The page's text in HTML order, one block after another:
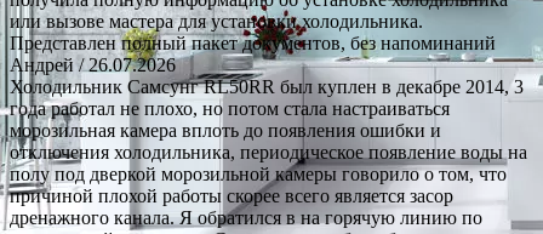
или вызове мастера для установки холодильника.
Представлен полный пакет документов, без напоминаний
Андрей/ 26.07.2026
Холодильник Самсунг RL50RR был куплен в декабре 2014, 3
года работал не плохо, но потом стала настраиваться
морозильная камера вплоть до появления ошибки и
отключения холодильника, периодическое появление воды на
полу под дверкой морозильной камеры говорило о том, что
причиной плохой работы скорее всего является засор
дренажного канала. Я обратился в на горячую линию по